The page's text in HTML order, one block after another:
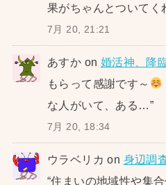
果がちゃんとついてく
7月 20, 21:21
あすか on 婚活神、降臨
もらって感謝です～
な人がいて、ある…”
7月 20, 18:34
ウラベリカ on 身辺調
“住まいの地域性や集